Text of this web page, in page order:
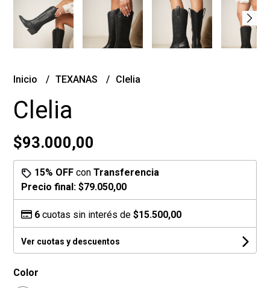
Inicio TEXANAS Clelia
Clelia
$93.000,00
15% OFF conTransferencia
Precio final:$79.050,00
6 cuotas sin interés de$15.500,00
Ver cuotas y descuentos
Color